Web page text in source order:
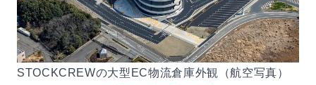
STOCKCREWの大型EC物流倉庫外観（航空写真）